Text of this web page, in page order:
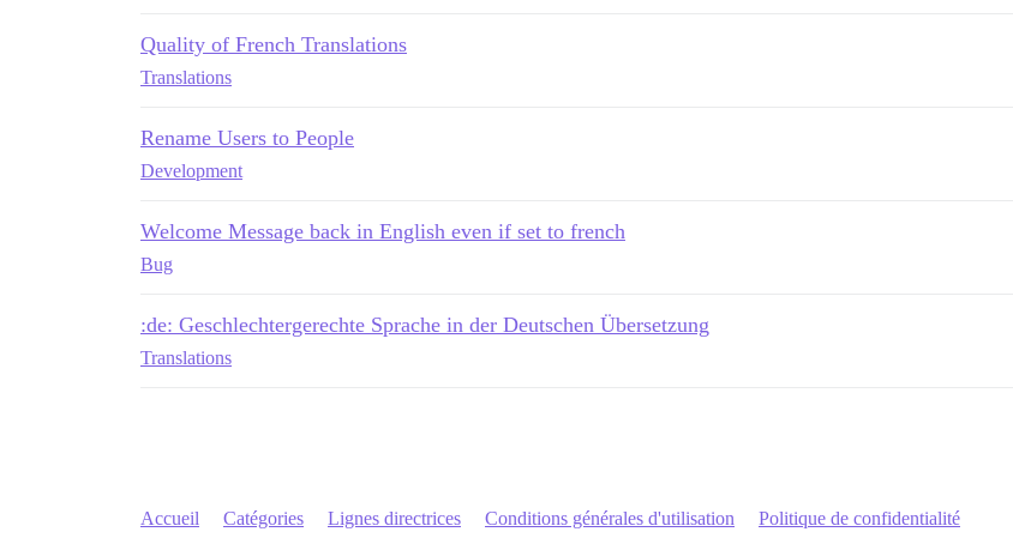
Quality of French Translations
Translations
Rename Users to People
Development
Welcome Message back in English even if set to french
Bug
:de: Geschlechtergerechte Sprache in der Deutschen Übersetzung
Translations
Accueil Catégories Lignes directrices Conditions générales d'utilisation Politique de confidentialité